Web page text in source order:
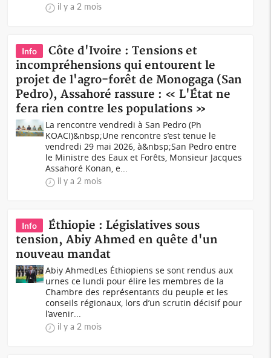
il y a 2 mois
Info
Côte d'Ivoire : Tensions et
incompréhensions qui entourent le
projet de l'agro-forêt de Monogaga (San
Pedro), Assahoré rassure : « L'État ne
fera rien contre les populations »
La rencontre vendredi à San Pedro (Ph
KOACI)&nbsp;Une rencontre s’est tenue le
vendredi 29 mai 2026, à&nbsp;San Pedro entre
le Ministre des Eaux et Forêts, Monsieur Jacques
Assahoré Konan, e...
il y a 2 mois
Info
Éthiopie : Législatives sous
tension, Abiy Ahmed en quête d'un
nouveau mandat
Abiy AhmedLes Éthiopiens se sont rendus aux
urnes ce lundi pour élire les membres de la
Chambre des représentants du peuple et les
conseils régionaux, lors d’un scrutin décisif pour
l’avenir...
il y a 2 mois